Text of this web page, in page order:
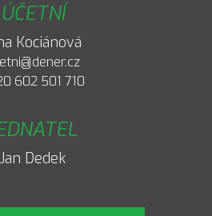
ÚČETNÍ
Kociánová
602 501 710
Jan Dedek